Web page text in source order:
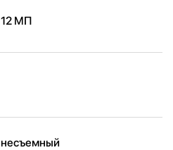
12 МП
несъемный